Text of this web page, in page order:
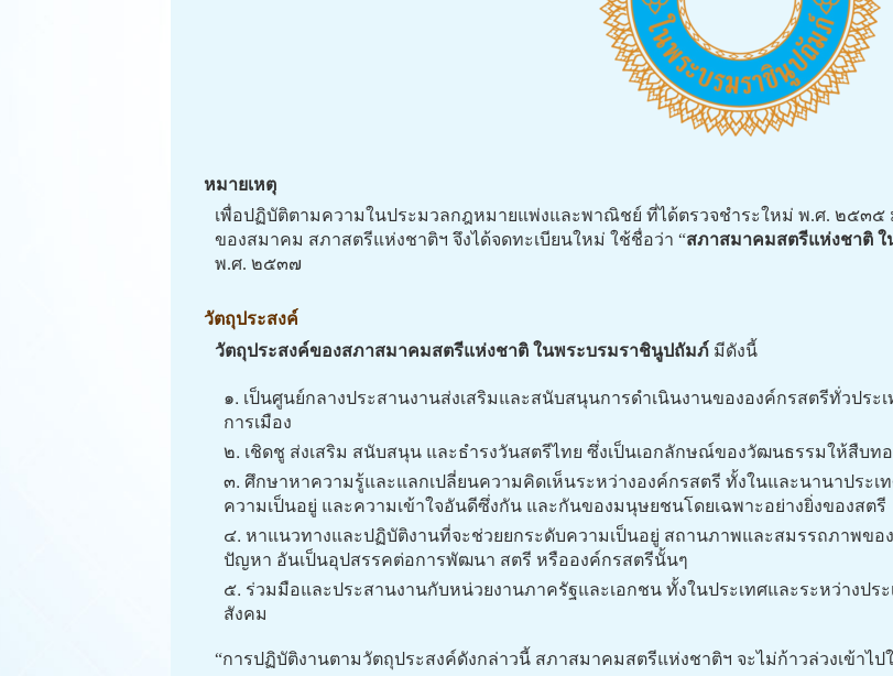
หมายเหตุ
เพื่อปฏิบัติตามความในประมวลกฎหมายแพ่งและพาณิชย์ ที่ได้ตรวจชำระใหม่ พ.ศ. ๒๕๓
ของสมาคม สภาสตรีแห่งชาติฯ จึงได้จดทะเบียนใหม่ ใช้ชื่อว่า “สภาสมาคมสตรีแห่งชาติ
พ.ศ. ๒๕๓๗
วัตถุประสงค์
วัตถุประสงค์ของสภาสมาคมสตรีแห่งชาติ ในพระบรมราชินูปถัมภ์ มีดังนี้
๑. เป็นศูนย์กลางประสานงานส่งเสริมและสนับสนุนการดำเนินงานขององค์กรสตรีทั่วประ
การเมือง
๒. เชิดชู ส่งเสริม สนับสนุน และธำรงวันสตรีไทย ซึ่งเป็นเอกลักษณ์ของวัฒนธรรมให้สืบท
๓. ศึกษาหาความรู้และแลกเปลี่ยนความคิดเห็นระหว่างองค์กรสตรี ทั้งในและนานาประ
ความเป็นอยู่ และความเข้าใจอันดีซึ่งกัน และกันของมนุษยชนโดยเฉพาะอย่างยิ่งของสตรี
๔. หาแนวทางและปฏิบัติงานที่จะช่วยยกระดับความเป็นอยู่ สถานภาพและสมรรถภาพข
ปัญหา อันเป็นอุปสรรคต่อการพัฒนา สตรี หรือองค์กรสตรีนั้นๆ
๕. ร่วมมือและประสานงานกับหน่วยงานภาครัฐและเอกชน ทั้งในประเทศและระหว่างปร
สังคม
“การปฏิบัติงานตามวัตถุประสงค์ดังกล่าวนี้ สภาสมาคมสตรีแห่งชาติฯ จะไม่ก้าวล่วงเข้าไ